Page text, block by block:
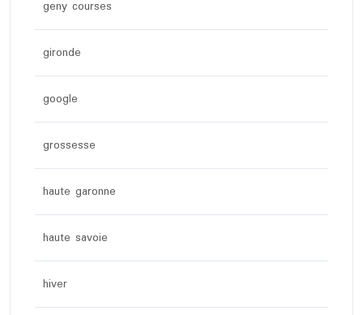
geny courses
gironde
google
grossesse
haute garonne
haute savoie
hiver